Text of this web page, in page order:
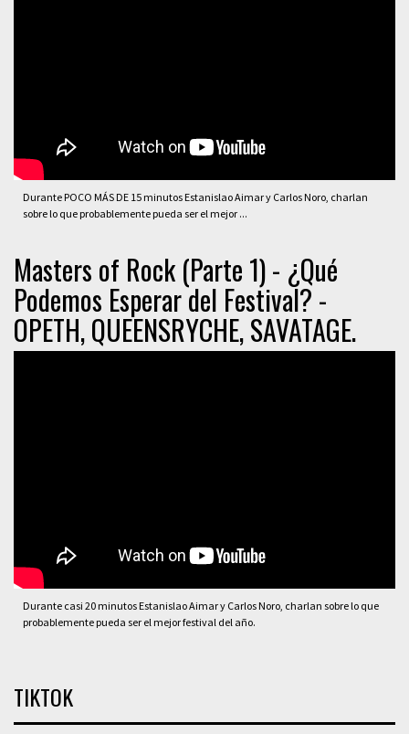
Durante POCO MÁS DE 15 minutos Estanislao Aimar y Carlos Noro, charlan
sobre lo que probablemente pueda ser el mejor ...
Masters of Rock (Parte 1) - ¿Qué
Podemos Esperar del Festival? -
OPETH, QUEENSRYCHE, SAVATAGE.
Durante casi 20 minutos Estanislao Aimar y Carlos Noro, charlan sobre lo que
probablemente pueda ser el mejor festival del año.
TIKTOK